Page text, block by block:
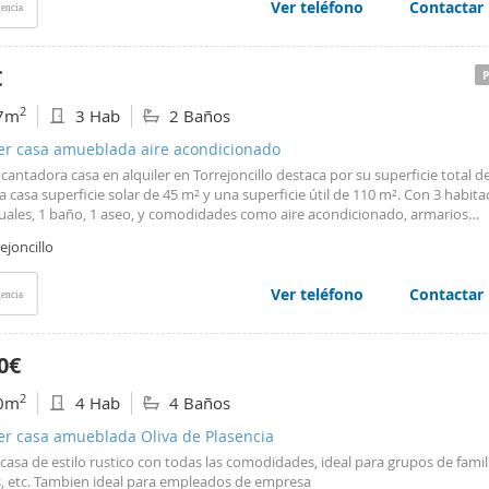
del aire libre y de unas vistas inmejorables. Su ubicación es uno de sus
ya que se encuentra a escasos metros de supermercados, comercios,
bancos, bares y todos los servicios necesarios para el día a día.
farmacia, colegio, bancos, bares y todos los servicios necesarios para el
una vivienda amplia, bien ubicada y con una magnífica terraza donde
únicos, esta puede ser la oportunidad que estabas esperando. Contacta
Inmobiliaria y ven a visitarla.
Ver teléfono Contactar
2 3 Hab 2 Baños
casa amueblada aire acondicionado
casa en alquiler en Torrejoncillo destaca por su superficie total
casa superficie solar de 45 m² y una superficie útil de 110 m². Con 3
1 baño, 1 aseo, y comodidades como aire acondicionado, armarios
suroeste brinda abundante luz natural, creando un espacio soleado y
Situada en una zona urbanizada y bien comunicada, esta casa se
de conservación y se presenta amueblada para mayor comodidad.
oportunidad de vivir en este estupendo hogar en Torrejoncillo!
Ver teléfono Contactar
2 4 Hab 4 Baños
casa amueblada Oliva de Plasencia
de estilo rustico con todas las comodidades, ideal para grupos de
etc. Tambien ideal para empleados de empresa